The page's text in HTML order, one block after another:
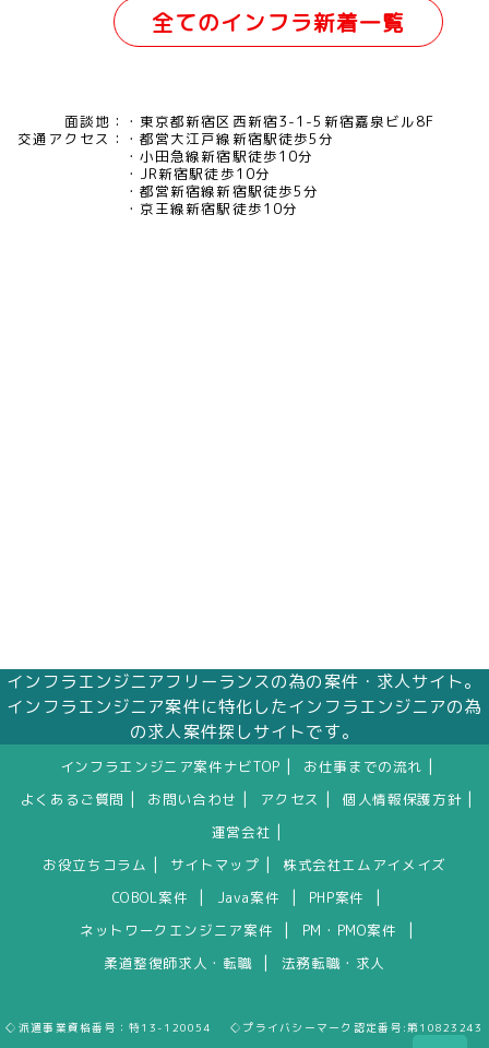
全てのインフラ新着一覧
面談地：
東京都新宿区西新宿3-1-5新宿嘉泉ビル8F
交通アクセス：
都営大江戸線新宿駅徒歩5分
小田急線新宿駅徒歩10分
JR新宿駅徒歩10分
都営新宿線新宿駅徒歩5分
京王線新宿駅徒歩10分
インフラエンジニアフリーランスの為の案件・求人サイト。
インフラエンジニア案件に特化したインフラエンジニアの為
の求人案件探しサイトです。
インフラエンジニア案件ナビTOP お仕事までの流れ
よくあるご質問 お問い合わせ アクセス 個人情報保護方針
運営会社
お役立ちコラム サイトマップ
株式会社エムアイメイズ
COBOL案件
Java案件 PHP案件
ネットワークエンジニア案件 PM・PMO案件
柔道整復師求人・転職 法務転職・求人
◇派遣事業資格番号：特13-120054 ◇プライバシーマーク認定番号:第10823243